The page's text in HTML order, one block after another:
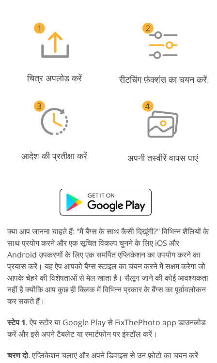
चित्र अपलोड करें रीटचिंग फ़ंक्शंस का चयन करें
आदेश की प्रतीक्षा करें अपनी तस्वीरें वापस पाएं
क्या आप जानना चाहते हैं: "मैं बैंग्स के साथ कैसी दिखूंगी?" विभिन्न शैलियों के
साथ प्रयोग करने और एक सूचित विकल्प चुनने के लिए iOS और
Android उपकरणों के लिए एक समर्पित एप्लिकेशन का उपयोग करने का
प्रयास करें। यह ऐप आपको बैंग्स स्टाइल का चयन करने में सक्षम करेगा जो
आपके चेहरे की विशेषताओं से मेल खाता है। सैलून जाने की कोई आवश्यकता
नहीं है क्योंकि आप कुछ ही क्लिक में विभिन्न प्रकार के बैंग्स का पूर्वावलोकन
कर सकते हैं।
स्टेप 1. ऐप स्टोर या Google Play से FixThePhoto app डाउनलोड
करें और इसे अपने टैबलेट या स्मार्टफोन पर इंस्टॉल करें।
चरण दो. एप्लिकेशन चलाएं और अपने डिवाइस से उन फ़ोटो का चयन करें